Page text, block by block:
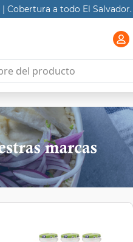
| Cobertura a todo El Salvador.